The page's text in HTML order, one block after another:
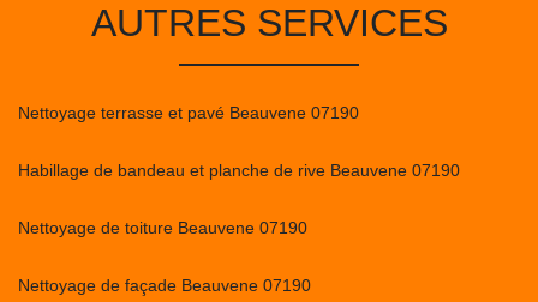
AUTRES SERVICES
Nettoyage terrasse et pavé Beauvene 07190
Habillage de bandeau et planche de rive Beauvene 07190
Nettoyage de toiture Beauvene 07190
Nettoyage de façade Beauvene 07190